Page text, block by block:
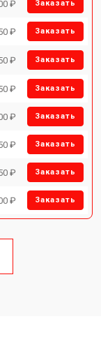
₽ Заказать
₽ Заказать
₽ Заказать
₽ Заказать
₽ Заказать
₽ Заказать
₽ Заказать
₽ Заказать